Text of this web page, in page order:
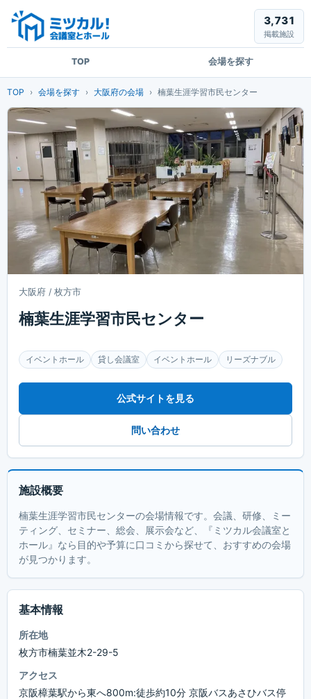
TOP 会場を探す
3,731
掲載施設
TOP 会場を探す 大阪府の会場 楠葉生涯学習市民センター
大阪府 / 枚方市
楠葉生涯学習市民センター
イベントホール 貸し会議室 イベントホール リーズナブル
公式サイトを見る
問い合わせ
施設概要
楠葉生涯学習市民センターの会場情報です。会議、研修、ミー
ティング、セミナー、総会、展示会など、『ミツカル会議室と
ホール』なら目的や予算に口コミから探せて、おすすめの会場
が見つかります。
基本情報
所在地
枚方市楠葉並木2-29-5
アクセス
京阪樟葉駅から東へ800m:徒歩約10分 京阪バスあさひバス停